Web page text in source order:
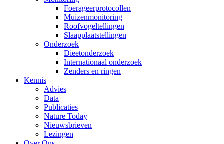
Foerageerprotocollen
Muizenmonitoring
Roofvogeltellingen
Slaapplaatstellingen
Onderzoek
Dieetonderzoek
Internationaal onderzoek
Zenders en ringen
Kennis
Advies
Data
Publicaties
Nature Today
Nieuwsbrieven
Lezingen